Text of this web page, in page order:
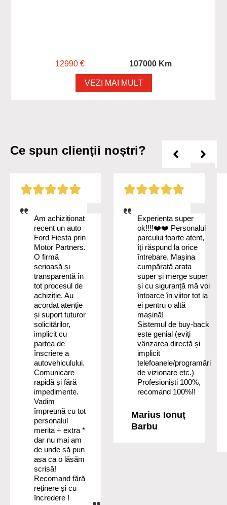
12990 € 107000 Km
VEZI MAI MULT
Ce spun clienții noștri?
Am achiziționat
recent un auto
Ford Fiesta prin
Motor Partners.
O firmă
serioasă și
transparentă în
tot procesul de
achiziție. Au
acordat atenție
și suport tuturor
solicitărilor,
implicit cu
partea de
înscriere a
autovehiculului.
Comunicare
rapidă și fără
impedimente.
Vadim
împreună cu tot
personalul
merita + extra *
dar nu mai am
de unde să pun
asa ca o lăsăm
scrisă!
Recomand fără
reținere și cu
încredere !
Experiența super
ok!!!!❤️❤️ Personalul
parcului foarte atent,
îți răspund la orice
întrebare. Mașina
cumpărată arata
super și merge super
și cu siguranță mă voi
întoarce în viitor tot la
ei pentru o altă
mașină!
Sistemul de buy-back
este genial (eviți
vânzarea directă și
implicit
telefoanele/programări
de vizionare etc.)
Profesioniști 100%,
recomand 100%!!
Marius Ionuț
Barbu